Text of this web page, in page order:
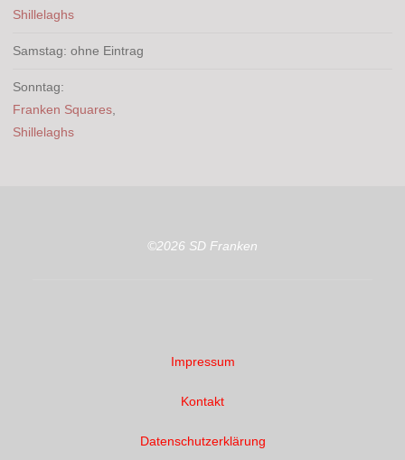
Shillelaghs
Samstag: ohne Eintrag
Sonntag:
Franken Squares,
Shillelaghs
©2026 SD Franken
Impressum
Kontakt
Datenschutzerklärung